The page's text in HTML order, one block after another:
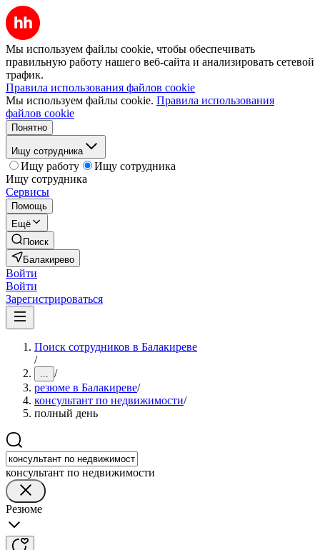
Мы используем файлы cookie, чтобы обеспечивать
правильную работу нашего веб-сайта и анализировать сетевой
трафик.
Правила использования файлов cookie
Мы используем файлы cookie. Правила использования
файлов cookie
Понятно
Ищу сотрудника
Ищу работу
Ищу сотрудника
Ищу сотрудника
Сервисы
Помощь
Ещё
Поиск
Балакирево
Войти
Войти
Зарегистрироваться
Поиск сотрудников в Балакиреве
/
... /
резюме в Балакиреве/
консультант по недвижимости/
полный день
консультант по недвижимости
Резюме